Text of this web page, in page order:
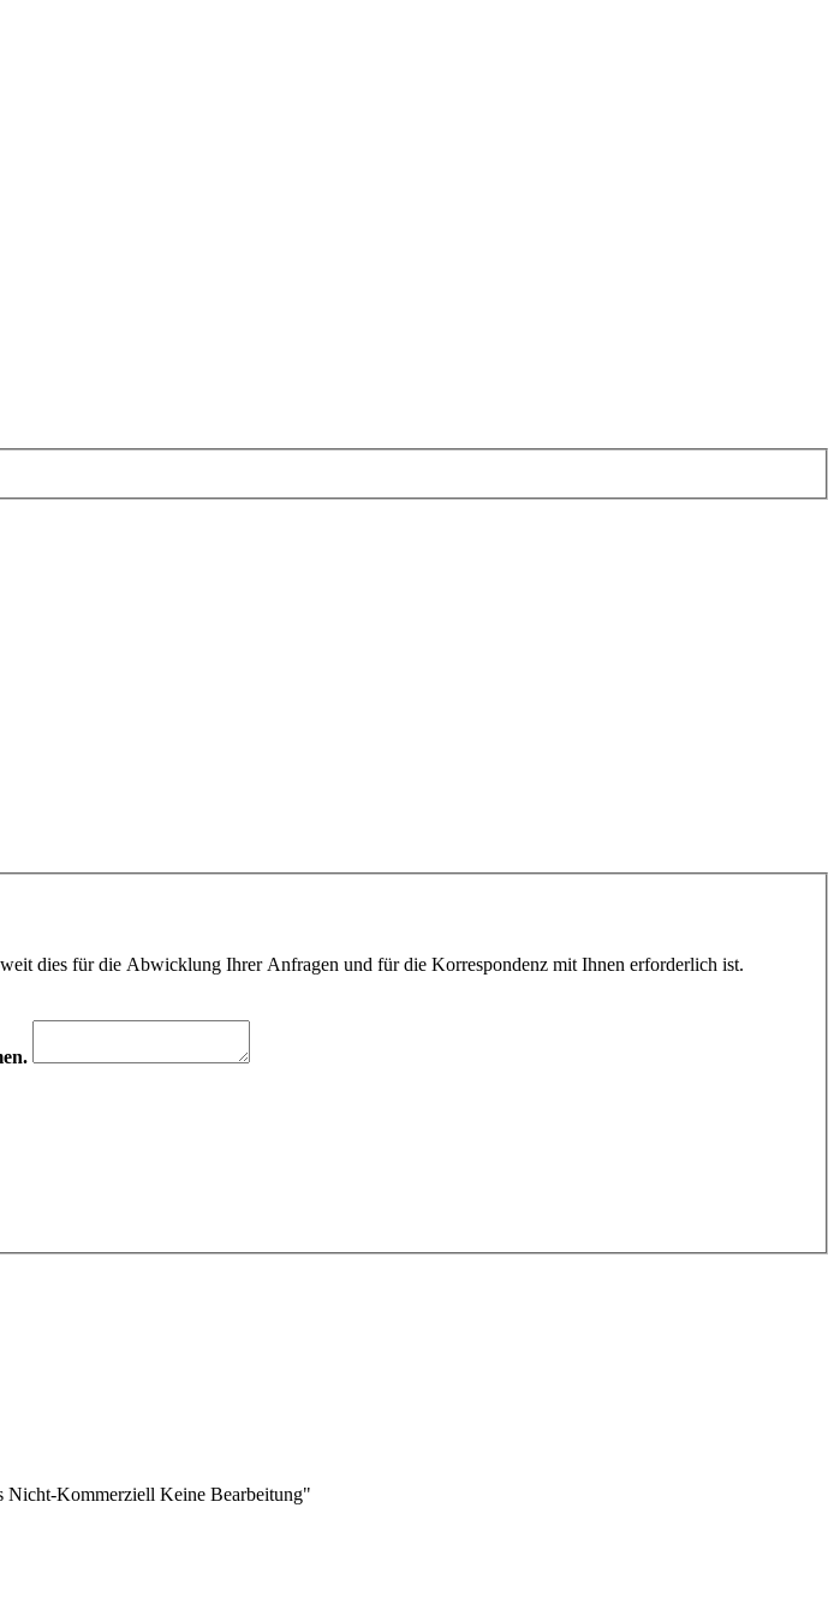
dies für die Abwicklung Ihrer Anfragen und für die Korrespondenz mit Ihnen erforderlich ist.